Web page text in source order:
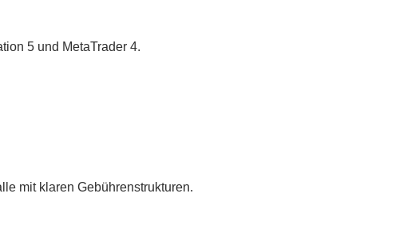
5 und MetaTrader 4.
mit klaren Gebührenstrukturen.